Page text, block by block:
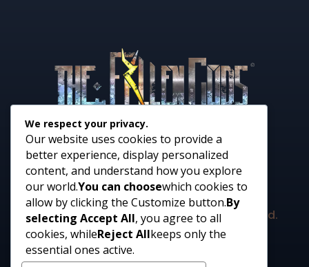
© 2025 The Fallen Gods – All rights reserved.
Webdesign:
We respect your privacy.
Our website uses cookies to provide a
better experience, display personalized
content, and understand how you explore
our world.You can choosewhich cookies to
allow by clicking the Customize button.By
selecting Accept All, you agree to all
cookies, whileReject Allkeeps only the
essential ones active.